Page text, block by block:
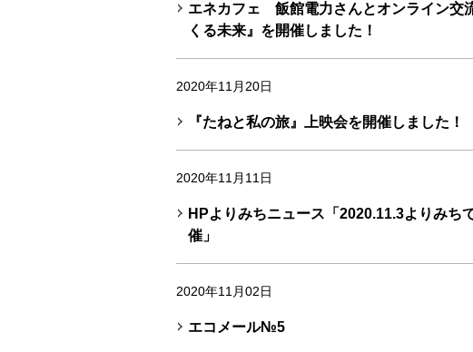
エネカフェ 飯館電力さんとオンライン交
くる未来』を開催しました！
2020年11月20日
『たねと私の旅』上映会を開催しました！
2020年11月11日
HPよりみちニュース「2020.11.3よりみち
催」
2020年11月02日
エコメール№5